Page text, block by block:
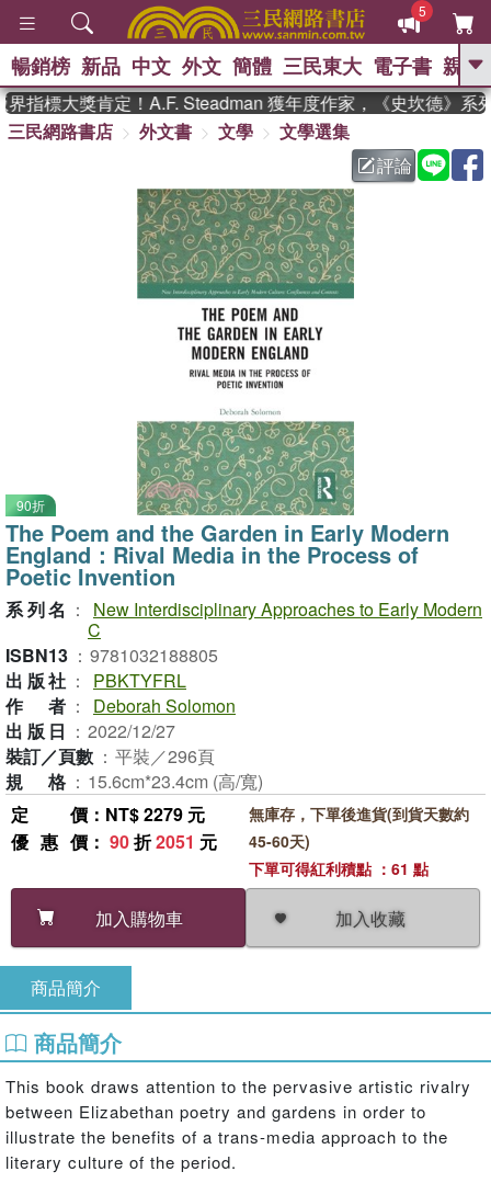
5
GO
熱搜： 東野圭吾 、
父親節 、 如果歷
暑期推薦 、 國際布克
獎 臺灣漫遊錄 、 方念華
登輝時代 、 數學女孩：黎曼猜想
偉大的迷走神經
暢銷榜 新品 中文 外文 簡體 三民東大 電子書 親子
指標大獎肯定！A.F. Steadman 獲年度作家，《史坎德》系
三民網路書店
外文書 文學
文學選集
評論
90折
The Poem and the Garden in Early Modern
England：Rival Media in the Process of
Poetic Invention
系列名 ：
New Interdisciplinary Approaches to Early Modern
C
ISBN13 ： 9781032188805
出版社 ：
PBKTYFRL
作者 ：
Deborah Solomon
出版日 ： 2022/12/27
裝訂／頁數 ： 平裝／296頁
規格 ： 15.6cm*23.4cm (高/寬)
定價 ：NT$ 2279 元
優惠價 ： 90折2051 元
加入購物車 加入收藏
無庫存，下單後進貨(到貨天數約
45-60天)
下單可得紅利積點 ：61 點
商品簡介
商品簡介
This book draws attention to the pervasive artistic rivalry
between Elizabethan poetry and gardens in order to
illustrate the benefits of a trans-media approach to the
literary culture of the period.